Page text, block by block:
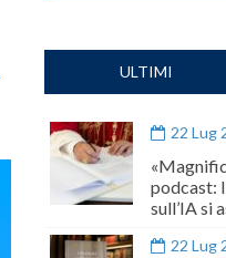
ULTIMI
22 Lug
podcast:
sull’IA si
22 Lug